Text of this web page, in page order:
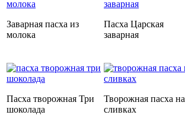
Заварная пасха из
молока
Пасха Царская
заварная
Пасха творожная Три
шоколада
Творожная пасха на
сливках